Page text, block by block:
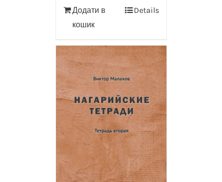
Додати в
кошик
Details